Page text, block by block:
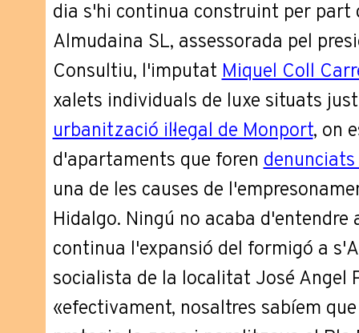
dia s'hi continua construint per part
Almudaina SL, assessorada pel
Consultiu, l'imputatMiquel Coll
xalets individuals de luxe situats
urbanització il·legal de Monport, on
d'apartaments que foren
una de les causes de
Hidalgo. Ningú no acaba
continua l'expansió del formigó a
socialista de la localitat José Angel
«efectivament, nosaltres sabíem